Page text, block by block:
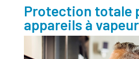
Protection totale
appareils à vapeur